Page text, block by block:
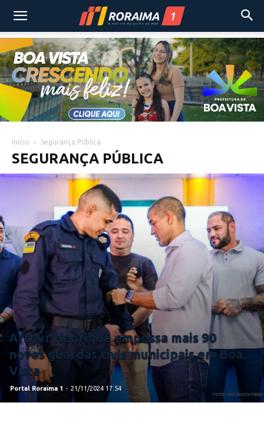
Início Segurança Pública
SEGURANÇA PÚBLICA
Arthur Henrique empossa mais 90
novos guardas civis municipais em Boa
Vista
Portal Roraima 1 - 21/11/2024 17:54